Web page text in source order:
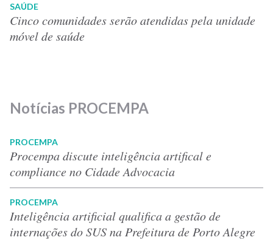
SAÚDE
Cinco comunidades serão atendidas pela unidade
móvel de saúde
Notícias PROCEMPA
PROCEMPA
Procempa discute inteligência artifical e
compliance no Cidade Advocacia
PROCEMPA
Inteligência artificial qualifica a gestão de
internações do SUS na Prefeitura de Porto Alegre